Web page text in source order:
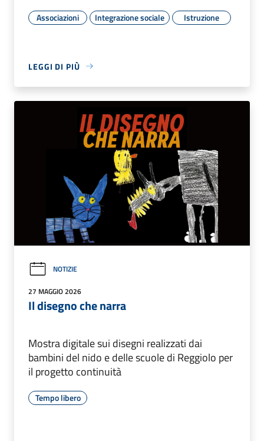
Associazioni Integrazione sociale Istruzione
LEGGI DI PIÙ
NOTIZIE
27 MAGGIO 2026
Il disegno che narra
Mostra digitale sui disegni realizzati dai
bambini del nido e delle scuole di Reggiolo per
il progetto continuità
Tempo libero